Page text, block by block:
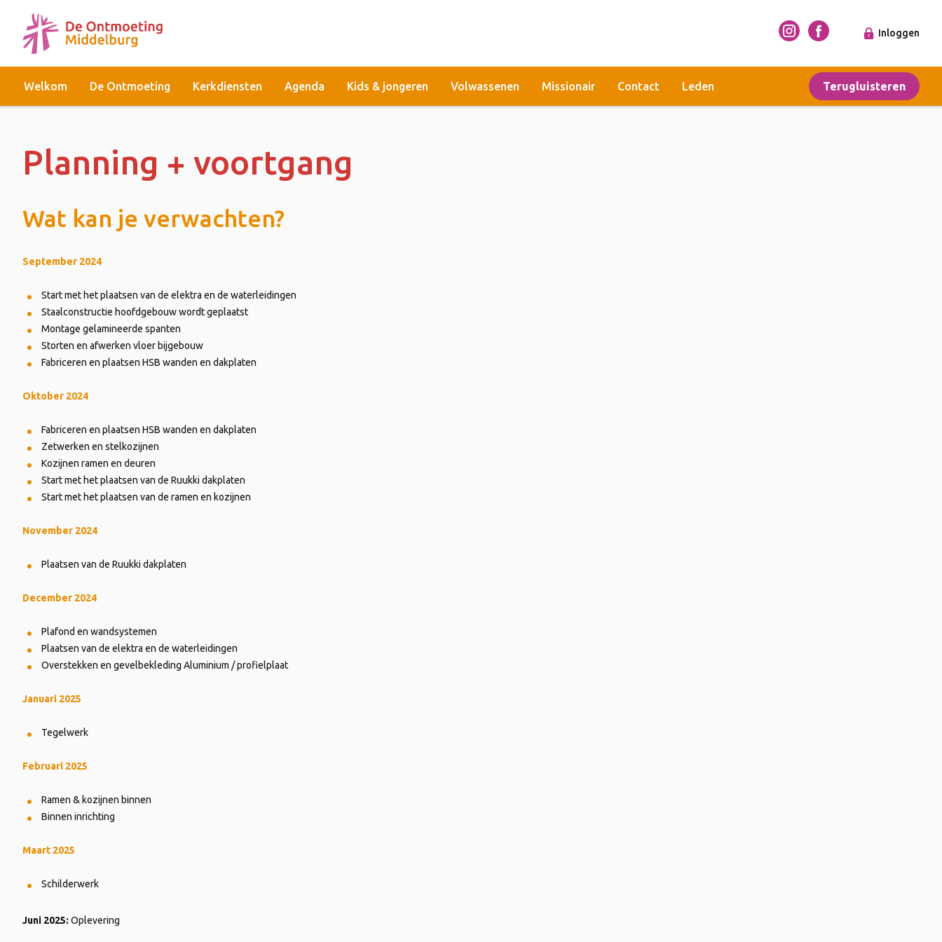
Inloggen
Welkom De Ontmoeting Kerkdiensten Agenda Kids & jongeren Volwassenen Missionair Contact Leden Terugluisteren
Planning + voortgang
Wat kan je verwachten?
September 2024
Start met het plaatsen van de elektra en de waterleidingen
Staalconstructie hoofdgebouw wordt geplaatst
Montage gelamineerde spanten
Storten en afwerken vloer bijgebouw
Fabriceren en plaatsen HSB wanden en dakplaten
Oktober 2024
Fabriceren en plaatsen HSB wanden en dakplaten
Zetwerken en stelkozijnen
Kozijnen ramen en deuren
Start met het plaatsen van de Ruukki dakplaten
Start met het plaatsen van de ramen en kozijnen
November 2024
Plaatsen van de Ruukki dakplaten
December 2024
Plafond en wandsystemen
Plaatsen van de elektra en de waterleidingen
Overstekken en gevelbekleding Aluminium / profielplaat
Januari 2025
Tegelwerk
Februari 2025
Ramen & kozijnen binnen
Binnen inrichting
Maart 2025
Schilderwerk
Juni 2025: Oplevering